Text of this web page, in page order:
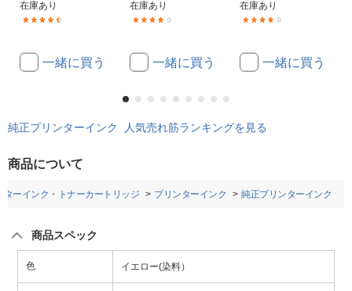
在庫あり
一緒に買う
在庫あり
一緒に買う
在庫あり
一緒に買う
純正プリンターインク 人気売れ筋ランキングを見る
商品について
ターインク・トナーカートリッジ プリンターインク 純正プリンターインク
商品スペック
色 イエロー(染料）